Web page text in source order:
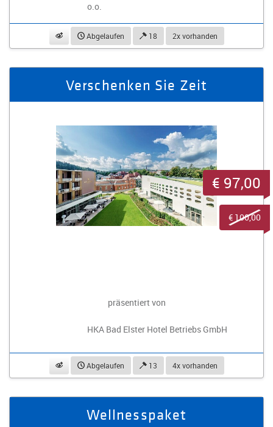
o.o.
beobachtenAbgelaufen 18 2x vorhanden
Verschenken Sie Zeit
präsentiert von
HKA Bad Elster Hotel Betriebs GmbH
beobachtenAbgelaufen 13 4x vorhanden
€ 97,00
€ 100,00
Wellnesspaket